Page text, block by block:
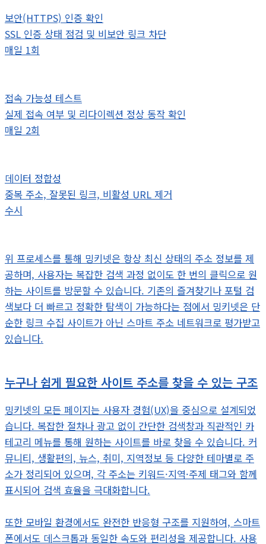
보안(HTTPS) 인증 확인
SSL 인증 상태 점검 및 비보안 링크 차단
매일 1회
접속 가능성 테스트
실제 접속 여부 및 리다이렉션 정상 동작 확인
매일 2회
데이터 정합성
중복 주소, 잘못된 링크, 비활성 URL 제거
수시
위 프로세스를 통해 밍키넷은 항상 최신 상태의 주소 정보를 제
공하며, 사용자는 복잡한 검색 과정 없이도 한 번의 클릭으로 원
하는 사이트를 방문할 수 있습니다. 기존의 즐겨찾기나 포털 검
색보다 더 빠르고 정확한 탐색이 가능하다는 점에서 밍키넷은 단
순한 링크 수집 사이트가 아닌 스마트 주소 네트워크로 평가받고
있습니다.
누구나 쉽게 필요한 사이트 주소를 찾을 수 있는 구조
밍키넷의 모든 페이지는 사용자 경험(UX)을 중심으로 설계되었
습니다. 복잡한 절차나 광고 없이 간단한 검색창과 직관적인 카
테고리 메뉴를 통해 원하는 사이트를 바로 찾을 수 있습니다. 커
뮤니티, 생활편의, 뉴스, 취미, 지역정보 등 다양한 테마별로 주
소가 정리되어 있으며, 각 주소는 키워드·지역·주제 태그와 함께
표시되어 검색 효율을 극대화합니다.
또한 모바일 환경에서도 완전한 반응형 구조를 지원하여, 스마트
폰에서도 데스크톱과 동일한 속도와 편리성을 제공합니다. 사용